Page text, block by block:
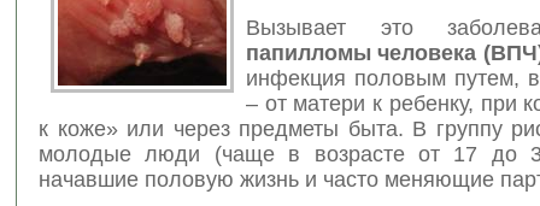
Вызывает это
папилломы человека
инфекция половым путем,
– от матери к ребенку, при
к коже» или через предметы быта. В группу
молодые люди (чаще в возрасте от 17 до
начавшие половую жизнь и часто меняющие